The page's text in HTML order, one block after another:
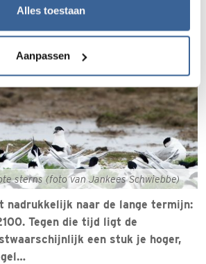
Alles toestaan
Aanpassen
sterns (foto van Jankees Schwiebbe)
nadrukkelijk naar de lange termijn:
Tegen die tijd ligt de
een stuk je hoger,